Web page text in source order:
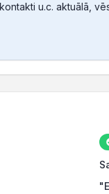
u.c. aktuālā,